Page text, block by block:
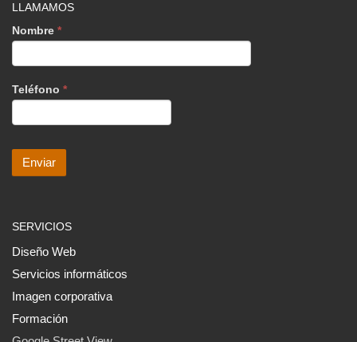
LLAMAMOS
Nombre *
Teléfono *
SERVICIOS
Diseño Web
Servicios informáticos
Imagen corporativa
Formación